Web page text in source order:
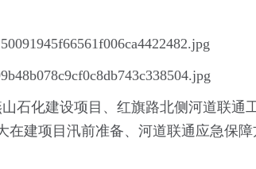
石化建设项目、红旗路北侧河道联通
建项目汛前准备、河道联通应急保